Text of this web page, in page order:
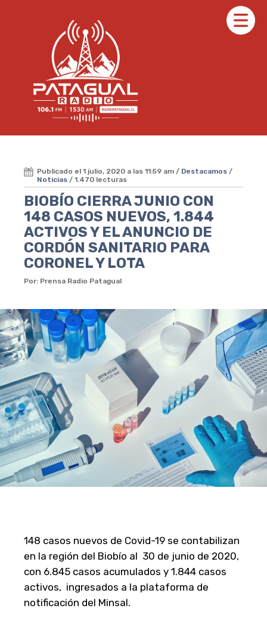
Publicado el 1 julio, 2020 a las 11:59 am / Destacamos /
Noticias / 1.470 lecturas
BIOBÍO CIERRA JUNIO CON
148 CASOS NUEVOS, 1.844
ACTIVOS Y EL ANUNCIO DE
CORDÓN SANITARIO PARA
CORONEL Y LOTA
Por: Prensa Radio Patagual
148 casos nuevos de Covid-19 se contabilizan
en la región del Biobío al 30 de junio de 2020,
con 6.845 casos acumulados y 1.844 casos
activos, ingresados a la plataforma de
notificación del Minsal.